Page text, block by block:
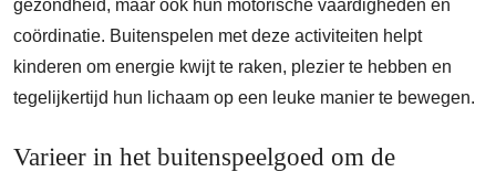
gezondheid, maar ook hun motorische vaardigheden en
coördinatie. Buitenspelen met deze activiteiten helpt
kinderen om energie kwijt te raken, plezier te hebben en
tegelijkertijd hun lichaam op een leuke manier te bewegen.
Varieer in het buitenspeelgoed om de